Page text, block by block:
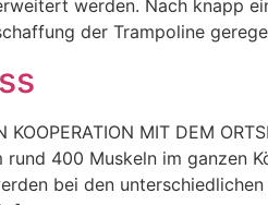
werden. Nach
der Trampoline
MIT DEM
400 Muskeln im ganzen
bei den